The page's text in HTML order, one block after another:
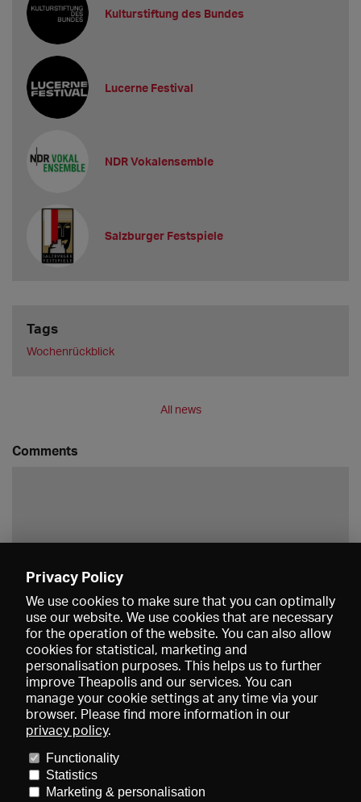
Kulturstiftung des Bundes
Lucerne Festival
NDR Vokalensemble
Salzburger Festspiele
Tags
Wochenrückblick
All news
Comments
About us
Imprint
Privacy Policy
We use cookies to make sure that you can optimally
use our website. We use cookies that are necessary
for the operation of the website. You can also allow
cookies for statistical, marketing and
personalisation purposes. This helps us to further
improve Theapolis and our services. You can
manage your cookie settings at any time via your
browser. Please find more information in our
privacy policy.
Functionality
Statistics
Marketing & personalisation